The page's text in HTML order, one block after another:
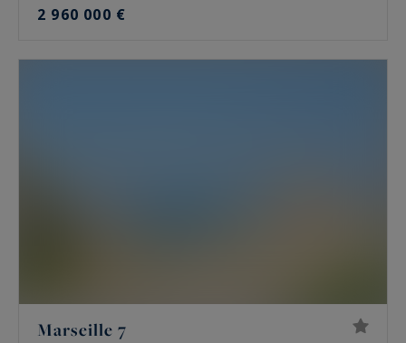
2 960 000 €
Marseille 7